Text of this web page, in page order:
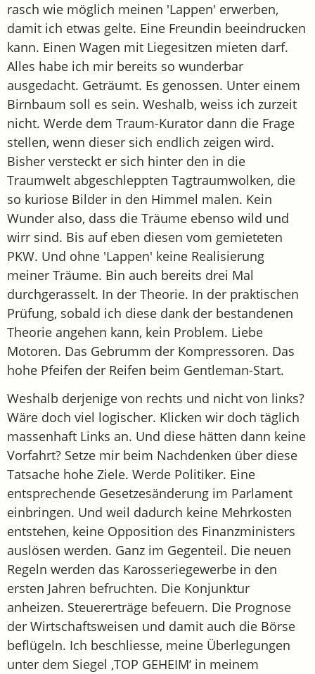
rasch wie möglich meinen 'Lappen' erwerben,
damit ich etwas gelte. Eine Freundin beeindrucken
kann. Einen Wagen mit Liegesitzen mieten darf.
Alles habe ich mir bereits so wunderbar
ausgedacht. Geträumt. Es genossen. Unter einem
Birnbaum soll es sein. Weshalb, weiss ich zurzeit
nicht. Werde dem Traum-Kurator dann die Frage
stellen, wenn dieser sich endlich zeigen wird.
Bisher versteckt er sich hinter den in die
Traumwelt abgeschleppten Tagtraumwolken, die
so kuriose Bilder in den Himmel malen. Kein
Wunder also, dass die Träume ebenso wild und
wirr sind. Bis auf eben diesen vom gemieteten
PKW. Und ohne 'Lappen' keine Realisierung
meiner Träume. Bin auch bereits drei Mal
durchgerasselt. In der Theorie. In der praktischen
Prüfung, sobald ich diese dank der bestandenen
Theorie angehen kann, kein Problem. Liebe
Motoren. Das Gebrumm der Kompressoren. Das
hohe Pfeifen der Reifen beim Gentleman-Start.
Weshalb derjenige von rechts und nicht von links?
Wäre doch viel logischer. Klicken wir doch täglich
massenhaft Links an. Und diese hätten dann keine
Vorfahrt? Setze mir beim Nachdenken über diese
Tatsache hohe Ziele. Werde Politiker. Eine
entsprechende Gesetzesänderung im Parlament
einbringen. Und weil dadurch keine Mehrkosten
entstehen, keine Opposition des Finanzministers
auslösen werden. Ganz im Gegenteil. Die neuen
Regeln werden das Karosseriegewerbe in den
ersten Jahren befruchten. Die Konjunktur
anheizen. Steuererträge befeuern. Die Prognose
der Wirtschaftsweisen und damit auch die Börse
beflügeln. Ich beschliesse, meine Überlegungen
unter dem Siegel ‚TOP GEHEIM‘ in meinem